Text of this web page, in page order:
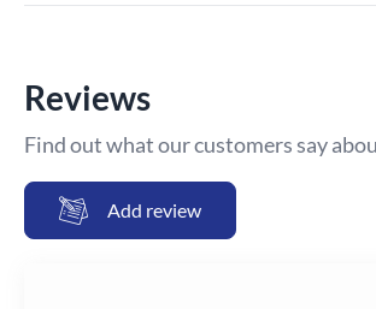
Reviews
Find out what our customers say
Add review